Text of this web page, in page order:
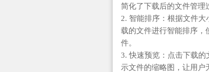
简化了下载后的文件管理
2. 智能排序：根据文件
载的文件进行智能排序，
件。
3. 快速预览：点击下载的
示文件的缩略图，让用户